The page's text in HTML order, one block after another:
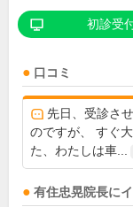
初診受
口コミ
先日、受診さ
のですが、 すぐ
た、わたしは車...
有住忠晃院長に